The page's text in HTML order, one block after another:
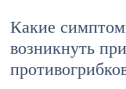
Какие
возникнуть